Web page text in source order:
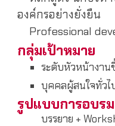
องค์กรอย่างยั่งยืน
Professional
กลุ่มเป้าหมาย
ระดับหัวหน้างาน
บุคคลผู้สนใจทั่วไ
รูปแบบการอบรม
บรรยาย +